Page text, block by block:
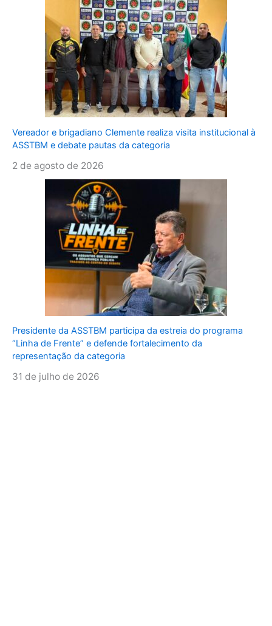
Vereador e brigadiano Clemente realiza visita institucional à
ASSTBM e debate pautas da categoria
2 de agosto de 2026
Presidente da ASSTBM participa da estreia do programa
“Linha de Frente” e defende fortalecimento da
representação da categoria
31 de julho de 2026